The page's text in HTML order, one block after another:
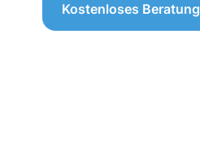
Kostenloses Beratung